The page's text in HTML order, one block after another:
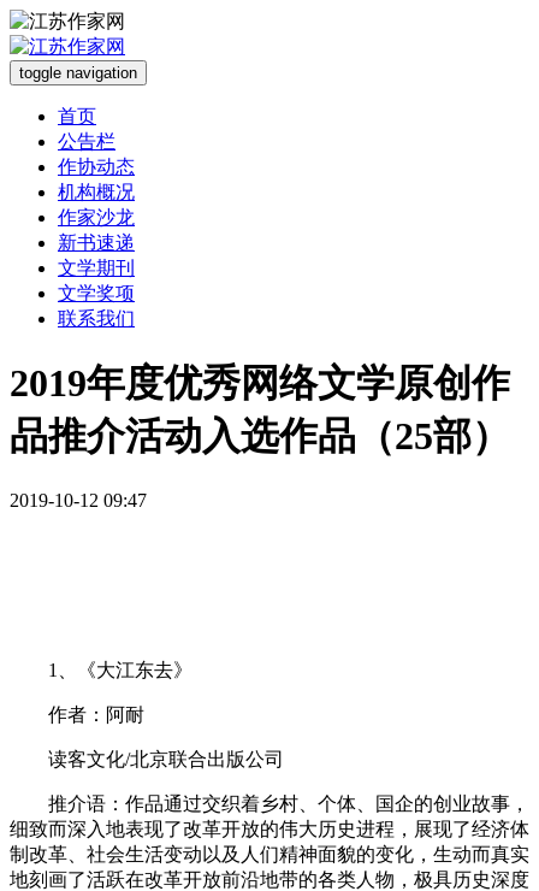
toggle navigation
首页
公告栏
作协动态
机构概况
作家沙龙
新书速递
文学期刊
文学奖项
联系我们
2019年度优秀网络文学原创作
品推介活动入选作品（25部）
2019-10-12 09:47
1、《大江东去》
作者：阿耐
读客文化/北京联合出版公司
推介语：作品通过交织着乡村、个体、国企的创业故事，
细致而深入地表现了改革开放的伟大历史进程，展现了经济体
制改革、社会生活变动以及人们精神面貌的变化，生动而真实
地刻画了活跃在改革开放前沿地带的各类人物，极具历史深度